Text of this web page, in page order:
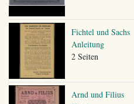
Fichtel und Sachs
Anleitung
2 Seiten
Arnd und Filius